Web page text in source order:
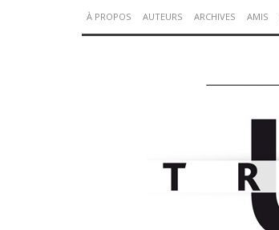
À PROPOS AUTEURS ARCHIVES AMIS